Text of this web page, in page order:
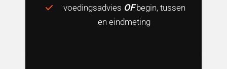
voedingsadvies OFbegin, tussen
en eindmeting